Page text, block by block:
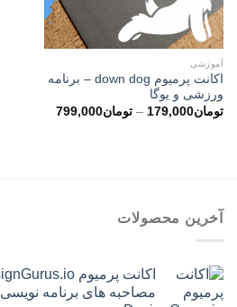
آموزشی
اکانت پرمیوم down dog – برنامه
ورزشی و یوگا
تومان179,000
– تومان799,000محدوده
آخرین محصولات
مصاحبه ‌های برنامه نویسی